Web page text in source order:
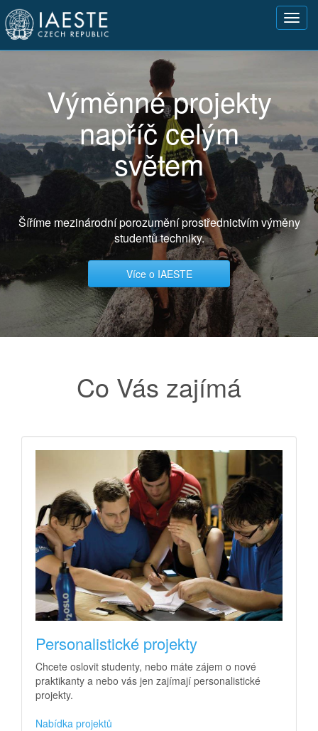
Přejít
hlavnímu
obsahu
Výměnné projekty
napříč celým
světem
Šíříme mezinárodní porozumění prostřednictvím výměny
studentů techniky.
Více o IAESTE
Co Vás zajímá
Personalistické projekty
Chcete oslovit studenty, nebo máte zájem o nové
praktikanty a nebo vás jen zajímají personalistické
projekty.
Nabídka projektů